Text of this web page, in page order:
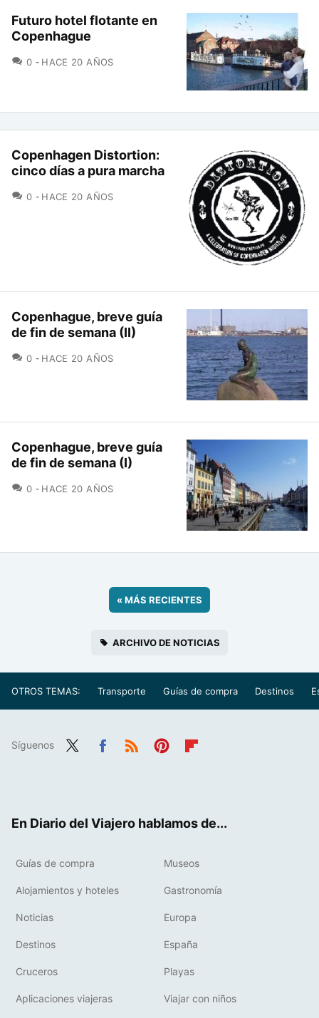
Futuro hotel flotante en
Copenhague
0 COMENTARIOS
HACE 20 AÑOS
Copenhagen Distortion:
cinco días a pura marcha
0 COMENTARIOS
HACE 20 AÑOS
Copenhague, breve guía
de fin de semana (II)
0 COMENTARIOS
HACE 20 AÑOS
Copenhague, breve guía
de fin de semana (I)
0 COMENTARIOS
HACE 20 AÑOS
«MÁS RECIENTES
ARCHIVO DE NOTICIAS
OTROS TEMAS: Transporte Guías de compra Destinos
Síguenos
En Diario del Viajero hablamos de...
Guías de compra Museos
Alojamientos y hoteles Gastronomía
Noticias Europa
Destinos España
Cruceros Playas
Aplicaciones viajeras Viajar con niños